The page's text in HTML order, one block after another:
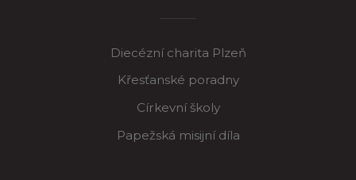
Diecézní charita Plzeň
Křesťanské poradny
Církevní školy
Papežská misijní díla